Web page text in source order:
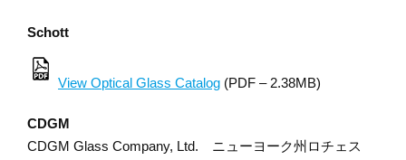
Schott
View Optical Glass Catalog (PDF – 2.38MB)
CDGM
CDGM Glass Company, Ltd. ニューヨーク州ロチェス